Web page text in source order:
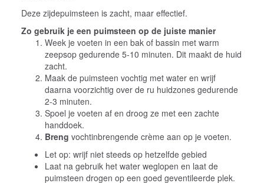
Deze zijdepuimsteen is zacht, maar effectief.
Zo gebruik je een puimsteen op de juiste manier
Week je voeten in een bak of bassin met warm
zeepsop gedurende 5-10 minuten. Dit maakt de huid
zacht.
Maak de puimsteen vochtig met water en wrijf
daarna voorzichtig over de ru huidzones gedurende
2-3 minuten.
Spoel je voeten af en droog ze met een zachte
handdoek.
Breng vochtinbrengende crème aan op je voeten.
Let op: wrijf niet steeds op hetzelfde gebied
Laat na gebruik het water weglopen en laat de
puimsteen drogen op een goed geventileerde plek.